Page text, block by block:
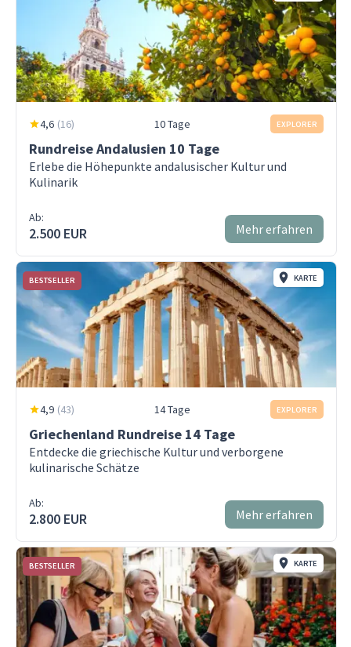
4,6 (16) 10 Tage EXPLORER
Rundreise Andalusien 10 Tage
Erlebe die Höhepunkte andalusischer Kultur und
Kulinarik
Ab:
2.500 EUR Mehr erfahren
BESTSELLER KARTE
4,9 (43) 14 Tage EXPLORER
Griechenland Rundreise 14 Tage
Entdecke die griechische Kultur und verborgene
kulinarische Schätze
Ab:
2.800 EUR Mehr erfahren
BESTSELLER KARTE